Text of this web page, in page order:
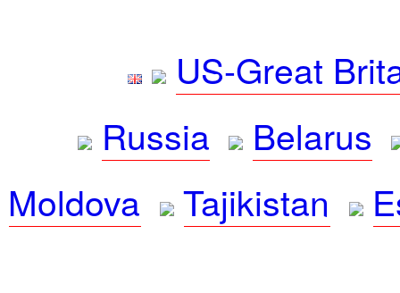
US-Great
Russia
Belarus
Moldova
Tajikistan